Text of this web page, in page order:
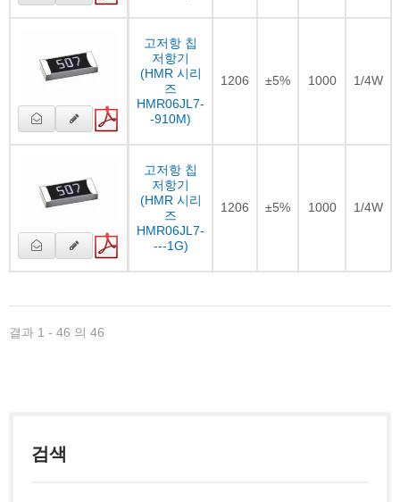
고저항 칩
저항기
(HMR 시리
즈
HMR06JL7-
-910M)
1206 ±5% 1000 1/4W
고저항 칩
저항기
(HMR 시리
즈
HMR06JL7-
---1G)
1206 ±5% 1000 1/4W
결과 1 - 46 의 46
검색